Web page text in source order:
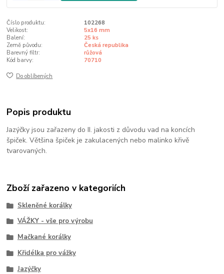
Číslo produktu:
102268
Velikost:
5x16 mm
Balení:
25 ks
Země původu:
Česká republika
Barevný filtr:
růžová
Kód barvy:
70710
Do oblíbených
Popis produktu
Jazýčky jsou zařazeny do II. jakosti z důvodu vad na koncích
špiček. Většina špiček je zakulacených nebo malinko křivě
tvarovaných.
Zboží zařazeno v kategoriích
Skleněné korálky
VÁŽKY - vše pro výrobu
Mačkané korálky
Křidélka pro vážky
Jazýčky